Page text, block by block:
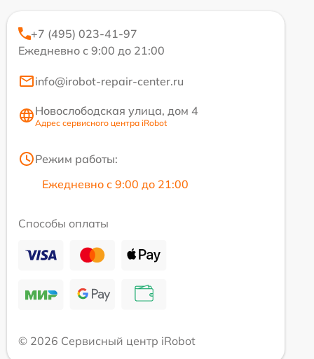
+7 (495) 023-41-97
Ежедневно с 9:00 до 21:00
info@irobot-repair-center.ru
Новослободская улица, дом 4
Адрес сервисного центра iRobot
Режим работы:
Ежедневно с 9:00 до 21:00
Способы оплаты
© 2026 Сервисный центр iRobot